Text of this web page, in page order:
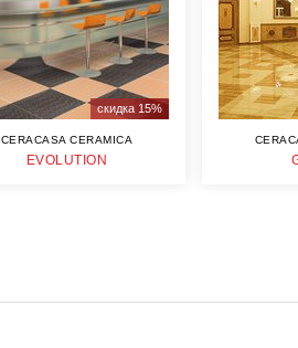
скидка 15%
CERACASA CERAMICA
EVOLUTION